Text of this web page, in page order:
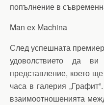
попълнение в
Man ex Machina
След успешната
удоволствието да
представление, което
часа в галерия
взаимоотношенията